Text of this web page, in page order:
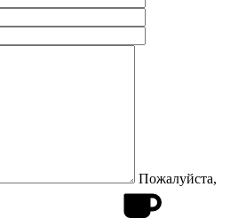
Пожалуйста,